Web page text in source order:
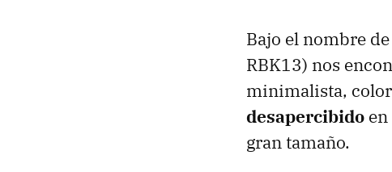
Bajo el nombre de
RBK13) nos
minimalista,
desapercibido
gran tamaño.